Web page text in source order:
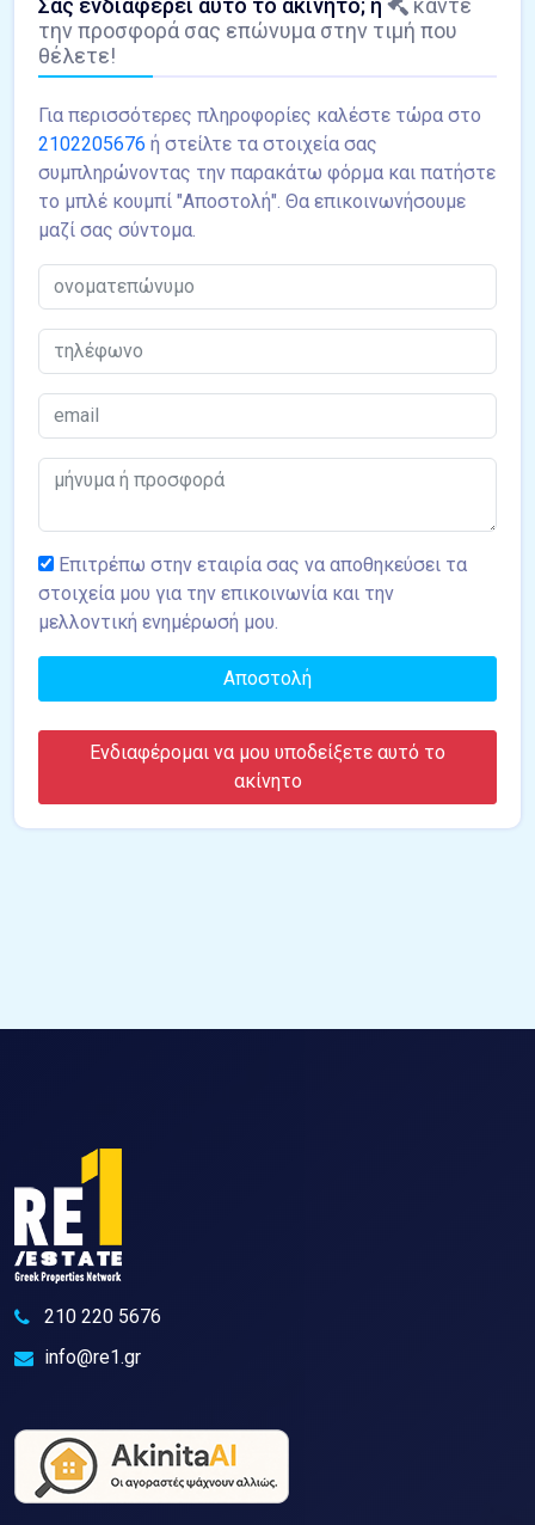
Σας ενδιαφέρει αυτό το ακίνητο; ή
κάντε
την προσφορά σας επώνυμα στην τιμή που
θέλετε!
Για περισσότερες πληροφορίες καλέστε τώρα στο
2102205676 ή στείλτε τα στοιχεία σας
συμπληρώνοντας την παρακάτω φόρμα και πατήστε
το μπλέ κουμπί "Αποστολή". Θα επικοινωνήσουμε
μαζί σας σύντομα.
Επιτρέπω στην εταιρία σας να αποθηκεύσει τα
στοιχεία μου για την επικοινωνία και την
μελλοντική ενημέρωσή μου.
Αποστολή
Ενδιαφέρομαι να μου υποδείξετε αυτό το
ακίνητο
210 220 5676
info@re1.gr